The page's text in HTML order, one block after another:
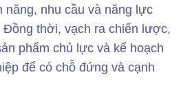
năng, nhu cầu và năng lực
thời, vạch ra chiến lược,
phẩm chủ lực và kế hoạch
để có chỗ đứng và cạnh